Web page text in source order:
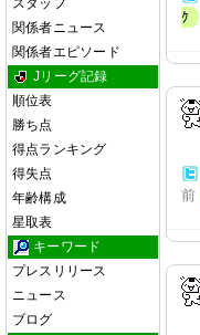
スタッフ
関係者ニュース
関係者エピソード
Jリーグ記録
順位表
勝ち点
得点ランキング
得失点
年齢構成
星取表
キーワード
プレスリリース
ニュース
ブログ
ｸ
前